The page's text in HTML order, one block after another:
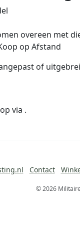
overeen met
op Afstand
of
via .
Contact
© 2026